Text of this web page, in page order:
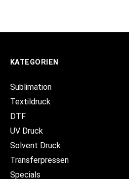
KATEGORIEN
Sublimation
Textildruck
DTF
UV Druck
Solvent Druck
Transferpressen
Specials